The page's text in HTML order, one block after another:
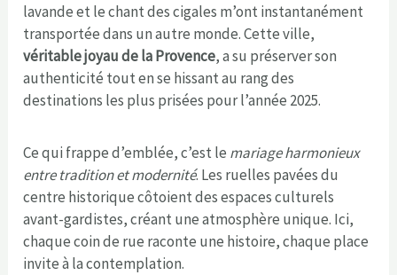
lavande et le chant des cigales m’ont instantanément
transportée dans un autre monde. Cette ville,
véritable joyau de la Provence, a su préserver son
authenticité tout en se hissant au rang des
destinations les plus prisées pour l’année 2025.
Ce qui frappe d’emblée, c’est le mariage harmonieux
entre tradition et modernité. Les ruelles pavées du
centre historique côtoient des espaces culturels
avant-gardistes, créant une atmosphère unique. Ici,
chaque coin de rue raconte une histoire, chaque place
invite à la contemplation.